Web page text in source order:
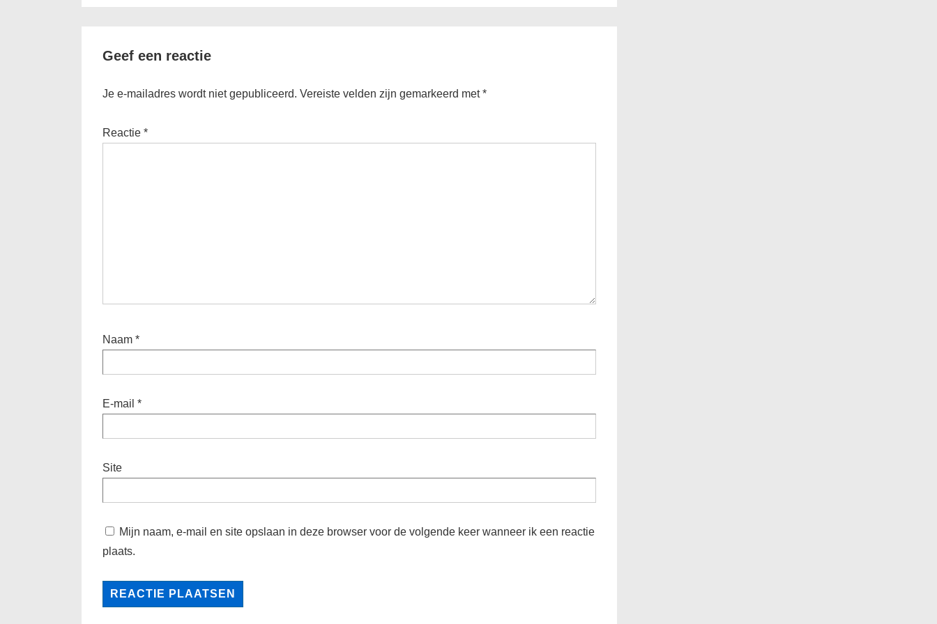
Geef een reactie
Je e-mailadres wordt niet gepubliceerd. Vereiste velden zijn gemarkeerd met*
Reactie *
Naam *
E-mail *
Site
Mijn naam, e-mail en site opslaan in deze browser voor de volgende keer wanneer ik een reactie
plaats.